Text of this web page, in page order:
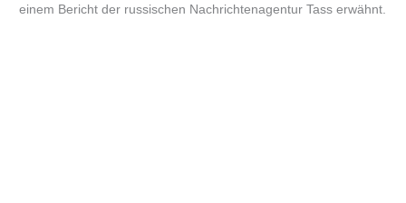
einem Bericht der russischen Nachrichtenagentur Tass erwähnt.